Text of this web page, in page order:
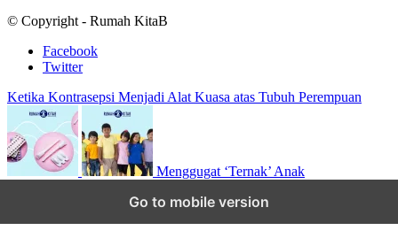
© Copyright - Rumah KitaB
Facebook
Twitter
Ketika Kontrasepsi Menjadi Alat Kuasa atas Tubuh Perempuan
Menggugat ‘Ternak’ Anak
Go to mobile version